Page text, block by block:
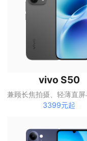
vivo S50
3399元起